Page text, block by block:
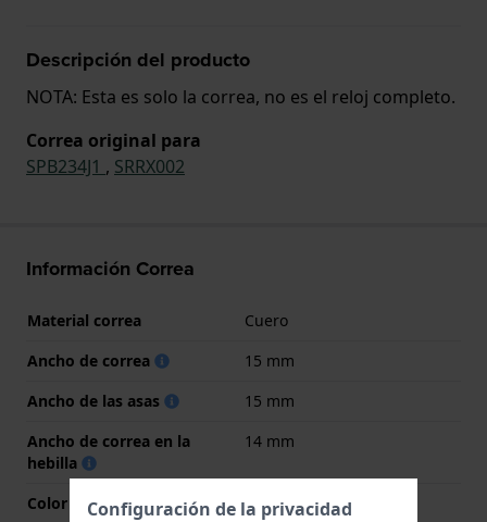
Descripción del producto
NOTA: Esta es solo la correa, no es el reloj completo.
Correa original para
SPB234J1 , SRRX002
Información Correa
Material correa
Cuero
Ancho de correa
15 mm
Ancho de las asas
15 mm
Ancho de correa en la
hebilla
14 mm
Color de correa
Azul
Configuración de la privacidad